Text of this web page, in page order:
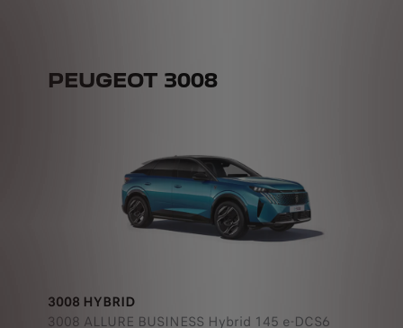
3008 ALLURE BUSINESS Hybrid 145 e-DCS6